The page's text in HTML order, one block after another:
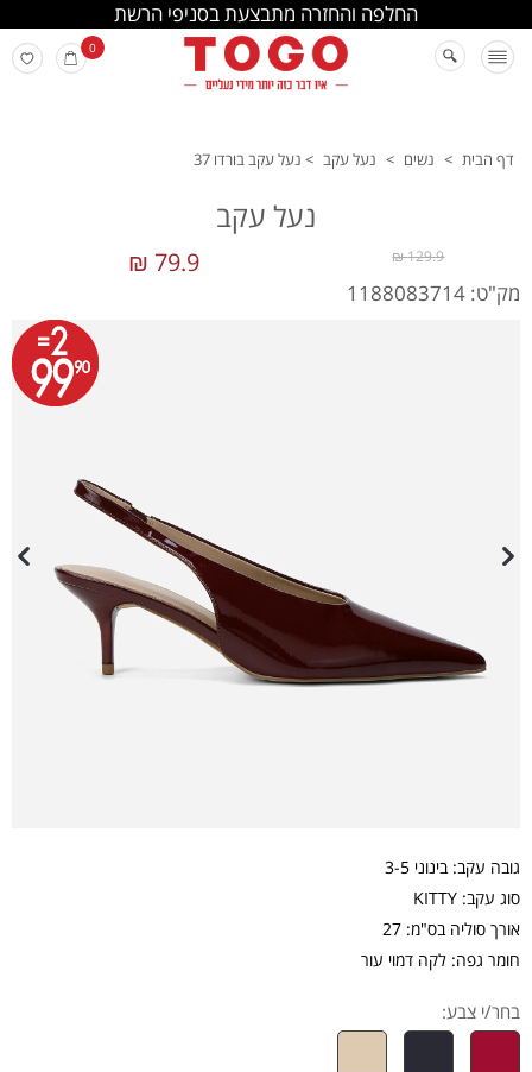
החלפה והחזרה מתבצעת בסניפי הרשת
0
דף הבית > נשים > נעל עקב > נעל עקב בורדו 37
נעל עקב
79.9 ₪ 129.9 ₪
מק"ט: 1188083714
גובה עקב: בינוני 3-5
סוג עקב: KITTY
אורך סוליה בס"מ: 27
חומר גפה: לקה דמוי עור
בחר/י צבע: